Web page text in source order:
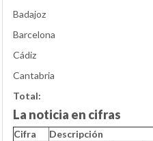
Badajoz
Barcelona
Cádiz
Cantabria
Total:
La noticia en cifras
Cifra
Descripción